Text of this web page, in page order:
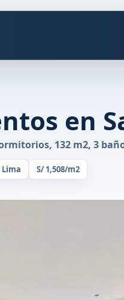
en
132 m2, 3
Lima S/ 1,508/m2